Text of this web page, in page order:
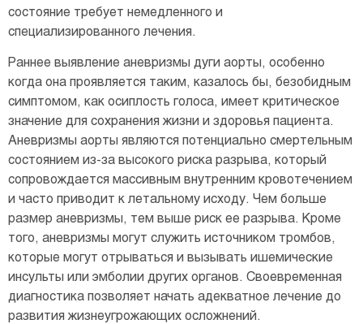
состояние требует немедленного и
специализированного лечения.
Раннее выявление аневризмы дуги аорты, особенно
когда она проявляется таким, казалось бы, безобидным
симптомом, как осиплость голоса, имеет критическое
значение для сохранения жизни и здоровья пациента.
Аневризмы аорты являются потенциально смертельным
состоянием из-за высокого риска разрыва, который
сопровождается массивным внутренним кровотечением
и часто приводит к летальному исходу. Чем больше
размер аневризмы, тем выше риск ее разрыва. Кроме
того, аневризмы могут служить источником тромбов,
которые могут отрываться и вызывать ишемические
инсульты или эмболии других органов. Своевременная
диагностика позволяет начать адекватное лечение до
развития жизнеугрожающих осложнений.